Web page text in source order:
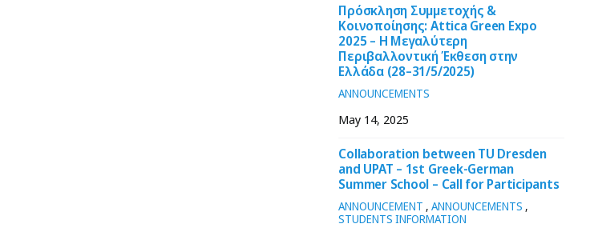
Πρόσκληση Συμμετοχής &
Κοινοποίησης: Attica Green Expo
2025 – Η Μεγαλύτερη
Περιβαλλοντική Έκθεση στην
Ελλάδα (28–31/5/2025)
ANNOUNCEMENTS
May 14, 2025
Collaboration between TU Dresden
and UPAT – 1st Greek-German
Summer School – Call for Participants
ANNOUNCEMENT ,ANNOUNCEMENTS ,
STUDENTS INFORMATION